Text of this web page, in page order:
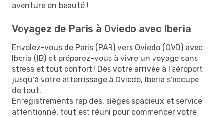
aventure en beauté !
Voyagez de Paris à Oviedo avec Iberia
Envolez-vous de Paris (PAR) vers Oviedo (OVD) avec
Iberia (IB) et préparez-vous à vivre un voyage sans
stress et tout confort ! Dès votre arrivée à l’aéroport
jusqu’à votre atterrissage à Oviedo, Iberia s’occupe
de tout.
Enregistrements rapides, sièges spacieux et service
attentionné, tout est réuni pour commencer votre